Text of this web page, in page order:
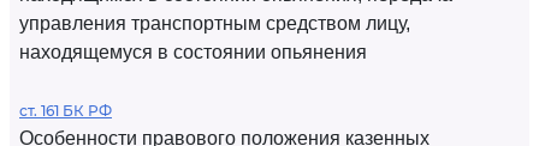
управления транспортным средством лицу,
находящемуся в состоянии опьянения
ст. 161 БК РФ
Особенности правового положения казенных